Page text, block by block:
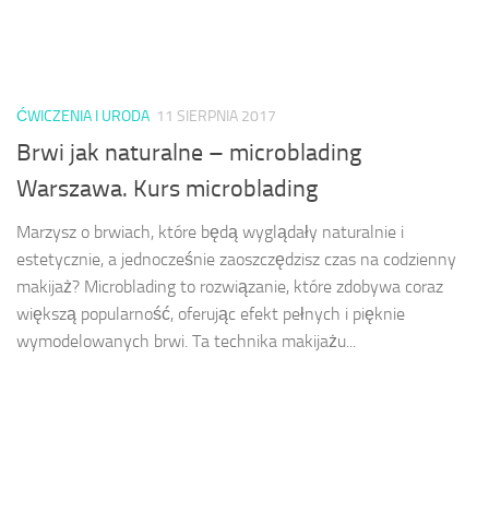
ĆWICZENIA I URODA 11 SIERPNIA 2017
Brwi jak naturalne – microblading
Warszawa. Kurs microblading
Marzysz o brwiach, które będą wyglądały naturalnie i
estetycznie, a jednocześnie zaoszczędzisz czas na codzienny
makijaż? Microblading to rozwiązanie, które zdobywa coraz
większą popularność, oferując efekt pełnych i pięknie
wymodelowanych brwi. Ta technika makijażu...